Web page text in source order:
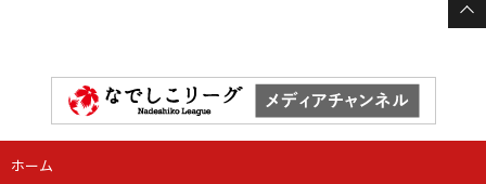
ホーム